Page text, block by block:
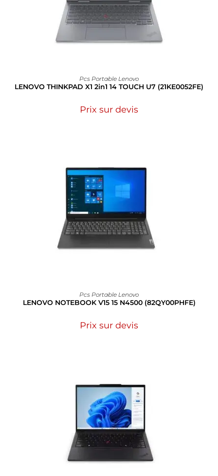
Pcs Portable Lenovo
LENOVO THINKPAD X1 2in1 14 TOUCH U7 (21KE0052FE)
Prix sur devis
Pcs Portable Lenovo
LENOVO NOTEBOOK V15 15 N4500 (82QY00PHFE)
Prix sur devis